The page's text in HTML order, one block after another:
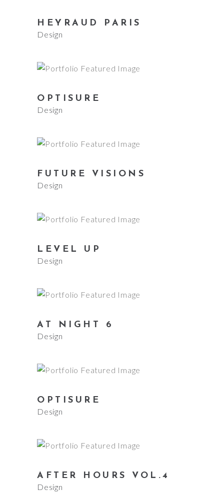
HEYRAUD PARIS
Design
OPTISURE
Design
FUTURE VISIONS
Design
LEVEL UP
Design
AT NIGHT 6
Design
OPTISURE
Design
AFTER HOURS VOL.4
Design